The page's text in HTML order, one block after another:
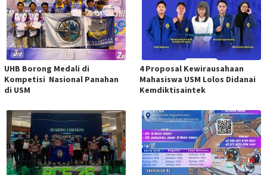
UHB Borong Medali di
Kompetisi Nasional Panahan
di USM
4 Proposal Kewirausahaan
Mahasiswa USM Lolos Didanai
Kemdiktisaintek